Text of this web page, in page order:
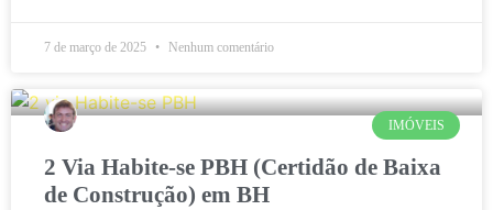
7 de março de 2025 Nenhum comentário
IMÓVEIS
2 Via Habite-se PBH (Certidão de Baixa
de Construção) em BH